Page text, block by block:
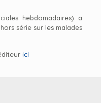
hebdomadaires) a
série sur les malades
ici